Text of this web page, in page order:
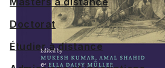
Doctorat
Étudier à distance